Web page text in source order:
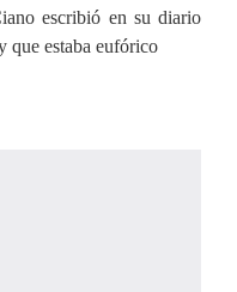
escribió en su diario
que estaba eufórico